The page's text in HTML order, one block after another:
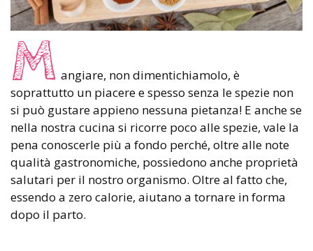
M angiare, non dimentichiamolo, è
soprattutto un piacere e spesso senza le spezie non
si può gustare appieno nessuna pietanza! E anche se
nella nostra cucina si ricorre poco alle spezie, vale la
pena conoscerle più a fondo perché, oltre alle note
qualità gastronomiche, possiedono anche proprietà
salutari per il nostro organismo. Oltre al fatto che,
essendo a zero calorie, aiutano a tornare in forma
dopo il parto.